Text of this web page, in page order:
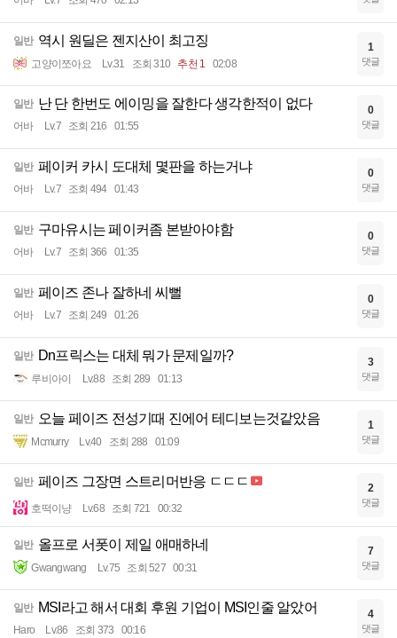
일반 역시 원딜은 젠지산이 최고징
고양이쪼아요 Lv.31 조회 310 추천 1 02:08
1
댓글
일반 난 단 한번도 에이밍을 잘한다 생각한적이 없다
어바 Lv.7 조회 216 01:55
0
댓글
일반 페이커 카시 도대체 몇판을 하는거냐
어바 Lv.7 조회 494 01:43
0
댓글
일반 구마유시는 페이커좀 본받아야함
어바 Lv.7 조회 366 01:35
0
댓글
일반 페이즈 존나 잘하네 씨뻘
어바 Lv.7 조회 249 01:26
0
댓글
일반 Dn프릭스는 대체 뭐가 문제일까?
루비아이 Lv.88 조회 289 01:13
3
댓글
일반 오늘 페이즈 전성기때 진에어 테디보는것같았음
Mcmurry Lv.40 조회 288 01:09
1
댓글
일반 페이즈 그장면 스트리머반응 ㄷㄷㄷ
호떡이냥 Lv.68 조회 721 00:32
2
댓글
일반 올프로 서폿이 제일 애매하네
Gwangwang Lv.75 조회 527 00:31
7
댓글
일반 MSI라고 해서 대회 후원 기업이 MSI인줄 알았어
Haro Lv.86 조회 373 00:16
4
댓글